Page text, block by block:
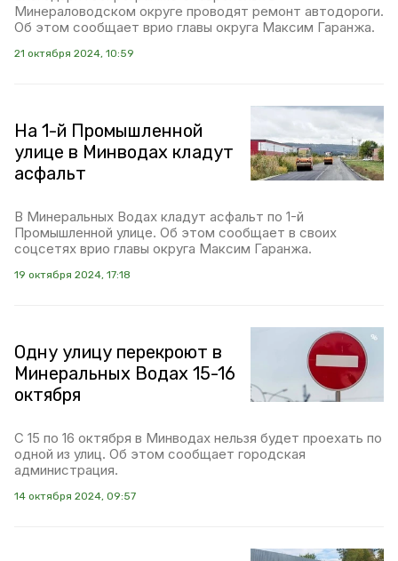
Минераловодском округе проводят ремонт автодороги.
Об этом сообщает врио главы округа Максим Гаранжа.
21 октября 2024, 10:59
На 1-й Промышленной
улице в Минводах кладут
асфальт
В Минеральных Водах кладут асфальт по 1-й
Промышленной улице. Об этом сообщает в своих
соцсетях врио главы округа Максим Гаранжа.
19 октября 2024, 17:18
Одну улицу перекроют в
Минеральных Водах 15-16
октября
С 15 по 16 октября в Минводах нельзя будет проехать по
одной из улиц. Об этом сообщает городская
администрация.
14 октября 2024, 09:57